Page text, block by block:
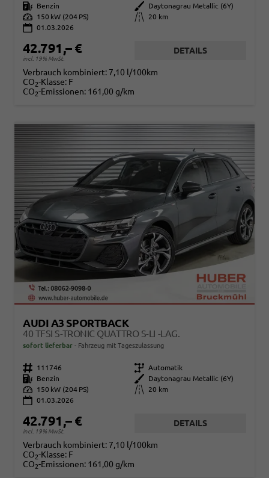
Kraftstoff
Benzin Außenfarbe
Daytonagrau Metallic (6Y)
Leistung
150 kW (204 PS) Kilometerstand
20 km
01.03.2026
42.791,– €
incl. 19% MwSt.
DETAILS
Verbrauch kombiniert: 7,10 l/100km
CO2-Klasse: F
CO2-Emissionen: 161,00 g/km
AUDI A3 SPORTBACK
40 TFSI S-TRONIC QUATTRO S-LI -LAG.
sofort lieferbar Fahrzeug mit Tageszulassung
Fahrzeugnr. 111746 Getriebe Automatik
Kraftstoff
Benzin Außenfarbe
Daytonagrau Metallic (6Y)
Leistung
150 kW (204 PS) Kilometerstand
20 km
01.03.2026
42.791,– €
incl. 19% MwSt.
DETAILS
Verbrauch kombiniert: 7,10 l/100km
CO2-Klasse: F
CO2-Emissionen: 161,00 g/km